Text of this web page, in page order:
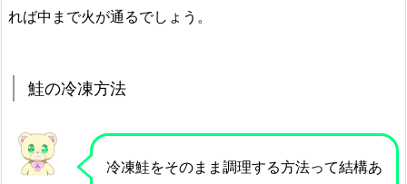
れば中まで火が通るでしょう。
鮭の冷凍方法
冷凍鮭をそのまま調理する方法って結構あ